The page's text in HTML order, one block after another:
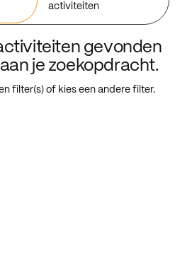
activiteiten
gevonden
je zoekopdracht.
filter(s) of kies een andere filter.